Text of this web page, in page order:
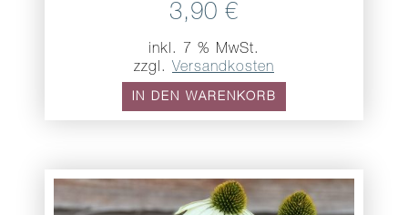
3,90 €
inkl. 7 % MwSt.
zzgl. Versandkosten
IN DEN WARENKORB